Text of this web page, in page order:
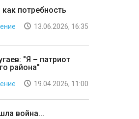
потребность
13.06.2026, 16:35
"Я – патриот
района"
19.04.2026, 11:00
война...